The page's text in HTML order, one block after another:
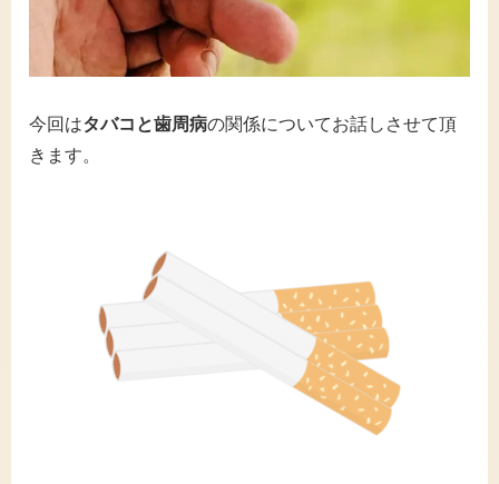
今回はタバコと歯周病の関係についてお話しさせて頂
きます。